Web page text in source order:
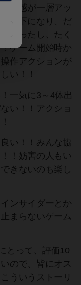
張感が一層アッ
廊下になり、だ
なったし、たく
ゲーム開始時か
作アクションが
い！！
一気に3～4体出
い！！アクショ
い！！みんな協
！妨害の人もい
きないのも楽し
ンサイダーとか
まらないゲーム
とって、評価10
ので、皆にオス
ういうストーリ